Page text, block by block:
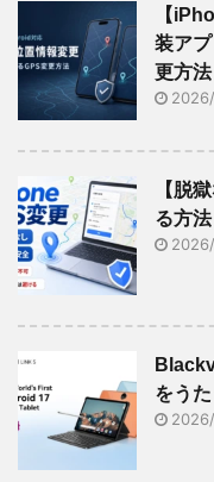
【
装ア
更方法
【脱
る方
をう